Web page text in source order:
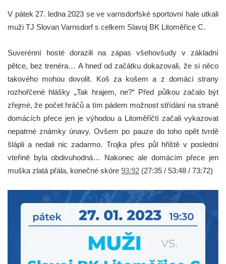
V pátek 27. ledna 2023 se ve varnsdorfské sportovní hale utkali
muži TJ Slovan Varnsdorf s celkem Slavoj BK Litoměřice C.
Suverénní hosté dorazili na zápas všehovšudy v základní
pětce, bez trenéra… A hned od začátku dokazovali, že si něco
takového mohou dovolit. Koš za košem a z domácí strany
rozhořčené hlášky „Tak hrajem, ne?“ Před půlkou začalo být
zřejmé, že počet hráčů a tím pádem možnost střídání na straně
domácích přece jen je výhodou a Litoměřičtí začali vykazovat
nepatrné známky únavy. Ovšem po pauze do toho opět tvrdě
šlápli a nedali nic zadarmo. Trojka přes půl hřiště v poslední
vteřině byla obdivuhodná… Nakonec ale domácím přece jen
muška zlatá přála, konečné skóre 93:92 (27:35 / 53:48 / 73:72)